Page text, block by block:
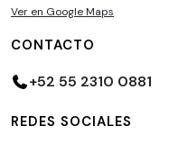
Ver en Google Maps
CONTACTO
+52 55 2310 0881
REDES SOCIALES